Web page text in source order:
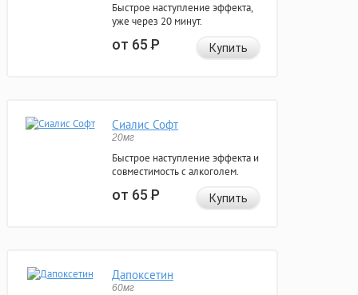
Быстрое наступление эффекта,
уже через 20 минут.
от 65Р Купить
Сиалис Софт
20мг
Быстрое наступление эффекта и
совместимость с алкоголем.
от 65Р Купить
Дапоксетин
60мг